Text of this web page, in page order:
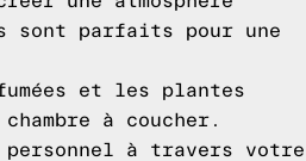
sont parfaits pour une
et les plantes
à coucher.
à travers votre